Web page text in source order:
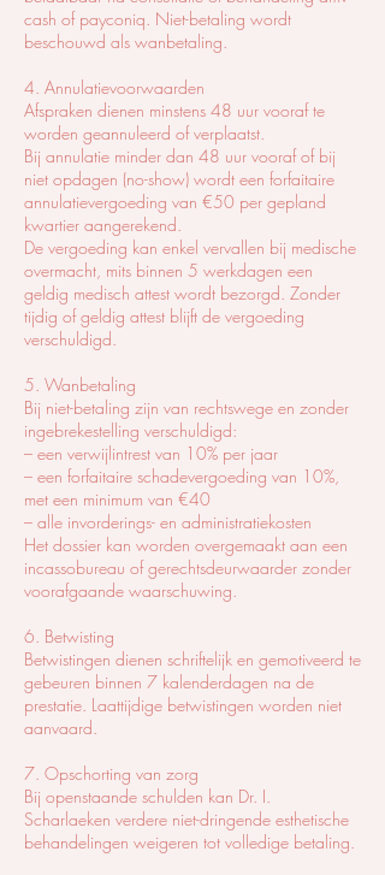
cash of payconiq. Niet-betaling wordt
beschouwd als wanbetaling.
4. Annulatievoorwaarden
Afspraken dienen minstens 48 uur vooraf te
worden geannuleerd of verplaatst.
Bij annulatie minder dan 48 uur vooraf of bij
niet opdagen (no-show) wordt een forfaitaire
annulatievergoeding van €50 per gepland
kwartier aangerekend.
De vergoeding kan enkel vervallen bij medische
overmacht, mits binnen 5 werkdagen een
geldig medisch attest wordt bezorgd. Zonder
tijdig of geldig attest blijft de vergoeding
verschuldigd.
5. Wanbetaling
Bij niet-betaling zijn van rechtswege en zonder
ingebrekestelling verschuldigd:
– een verwijlintrest van 10% per jaar
– een forfaitaire schadevergoeding van 10%,
met een minimum van €40
– alle invorderings- en administratiekosten
Het dossier kan worden overgemaakt aan een
incassobureau of gerechtsdeurwaarder zonder
voorafgaande waarschuwing.
6. Betwisting
Betwistingen dienen schriftelijk en gemotiveerd te
gebeuren binnen 7 kalenderdagen na de
prestatie. Laattijdige betwistingen worden niet
aanvaard.
7. Opschorting van zorg
Bij openstaande schulden kan Dr. I.
Scharlaeken verdere niet-dringende esthetische
behandelingen weigeren tot volledige betaling.